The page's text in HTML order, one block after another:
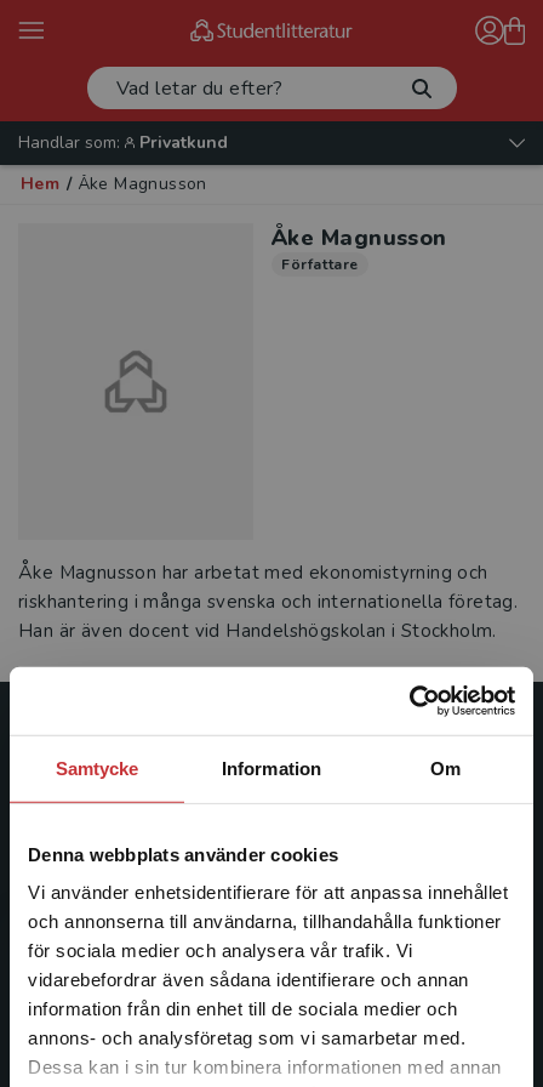
Samtycke Information Om
Denna webbplats använder cookies
Vi använder enhetsidentifierare för att anpassa innehållet
och annonserna till användarna, tillhandahålla funktioner
för sociala medier och analysera vår trafik. Vi
vidarebefordrar även sådana identifierare och annan
information från din enhet till de sociala medier och
annons- och analysföretag som vi samarbetar med.
Dessa kan i sin tur kombinera informationen med annan
Begränsad fraktregion
Handlar som:
Privatkund
Hem / Åke Magnusson
Åke Magnusson
Författare
Åke Magnusson har arbetat med ekonomistyrning och
riskhantering i många svenska och internationella företag.
Han är även docent vid Handelshögskolan i Stockholm.
Studentlitteratur
Studentlitteratur grundades 1963 och är idag Sveriges
facklitteratur, utbildningar och digitala
informationstjänster i utbudet, finns Studentlitteratur med
längs hela kunskapsresan.
Kontakta oss
Kontakta oss